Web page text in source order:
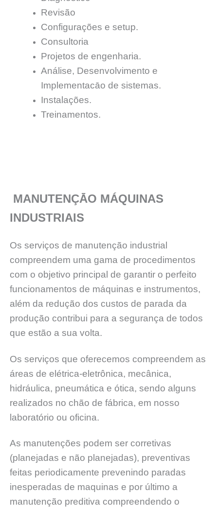
Revisão
Configurações e setup.
Consultoria
Projetos de engenharia.
Análise, Desenvolvimento e
Implementacāo de sistemas.
Instalações.
Treinamentos.
MANUTENÇĀO MÁQUINAS
INDUSTRIAIS
Os serviços de manutenção industrial
compreendem uma gama de procedimentos
com o objetivo principal de garantir o perfeito
funcionamentos de máquinas e instrumentos,
além da redução dos custos de parada da
produção contribui para a segurança de todos
que estão a sua volta.
Os serviços que oferecemos compreendem as
áreas de elétrica-eletrônica, mecânica,
hidráulica, pneumática e ótica, sendo alguns
realizados no chão de fábrica, em nosso
laboratório ou oficina.
As manutenções podem ser corretivas
(planejadas e não planejadas), preventivas
feitas periodicamente prevenindo paradas
inesperadas de maquinas e por último a
manutenção preditiva compreendendo o